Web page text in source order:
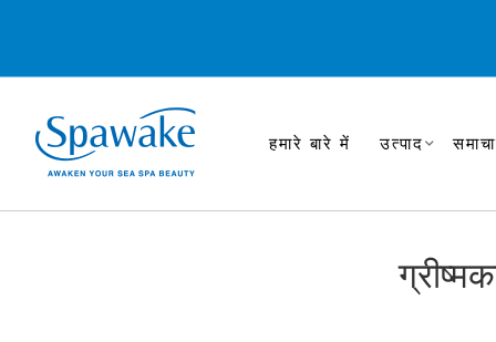
हमारे बारे में उत्पाद